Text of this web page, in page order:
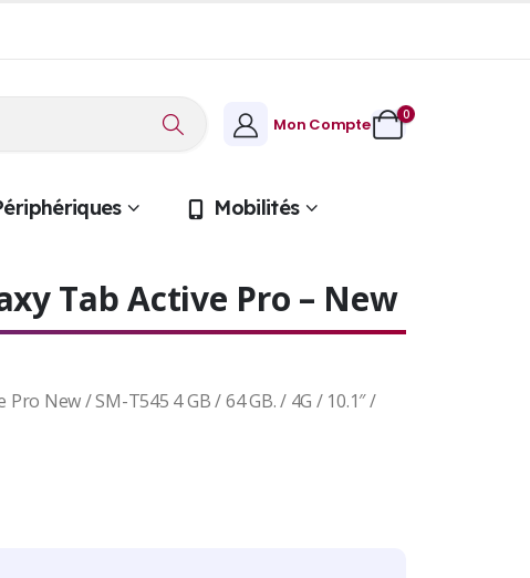
Mon Compte 0
Mobilités
Tab Active Pro – New
New / SM-T545 4 GB / 64 GB. / 4G / 10.1″ /